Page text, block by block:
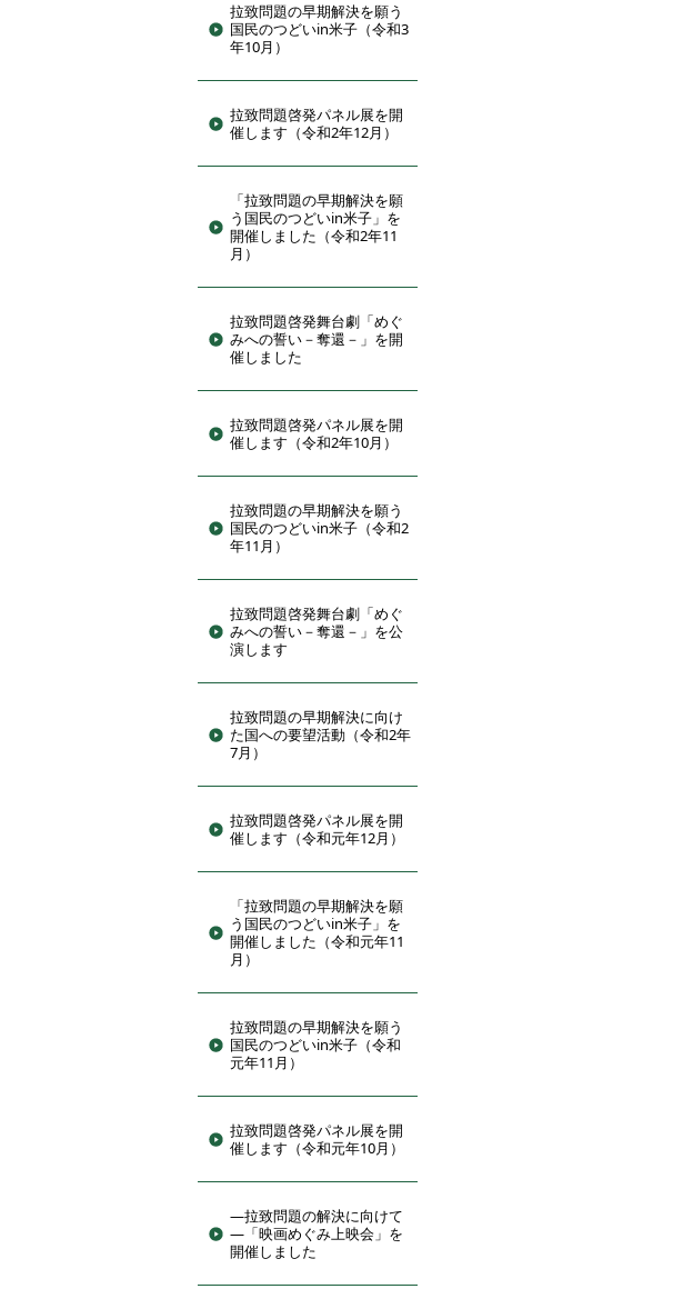
拉致問題の早期解決を願う
国民のつどいin米子（令和3
年10月）
拉致問題啓発パネル展を開
催します（令和2年12月）
「拉致問題の早期解決を願
う国民のつどいin米子」を
開催しました（令和2年11
月）
拉致問題啓発舞台劇「めぐ
みへの誓い－奪還－」を開
催しました
拉致問題啓発パネル展を開
催します（令和2年10月）
拉致問題の早期解決を願う
国民のつどいin米子（令和2
年11月）
拉致問題啓発舞台劇「めぐ
みへの誓い－奪還－」を公
演します
拉致問題の早期解決に向け
た国への要望活動（令和2年
7月）
拉致問題啓発パネル展を開
催します（令和元年12月）
「拉致問題の早期解決を願
う国民のつどいin米子」を
開催しました（令和元年11
月）
拉致問題の早期解決を願う
国民のつどいin米子（令和
元年11月）
拉致問題啓発パネル展を開
催します（令和元年10月）
―拉致問題の解決に向けて
―「映画めぐみ上映会」を
開催しました